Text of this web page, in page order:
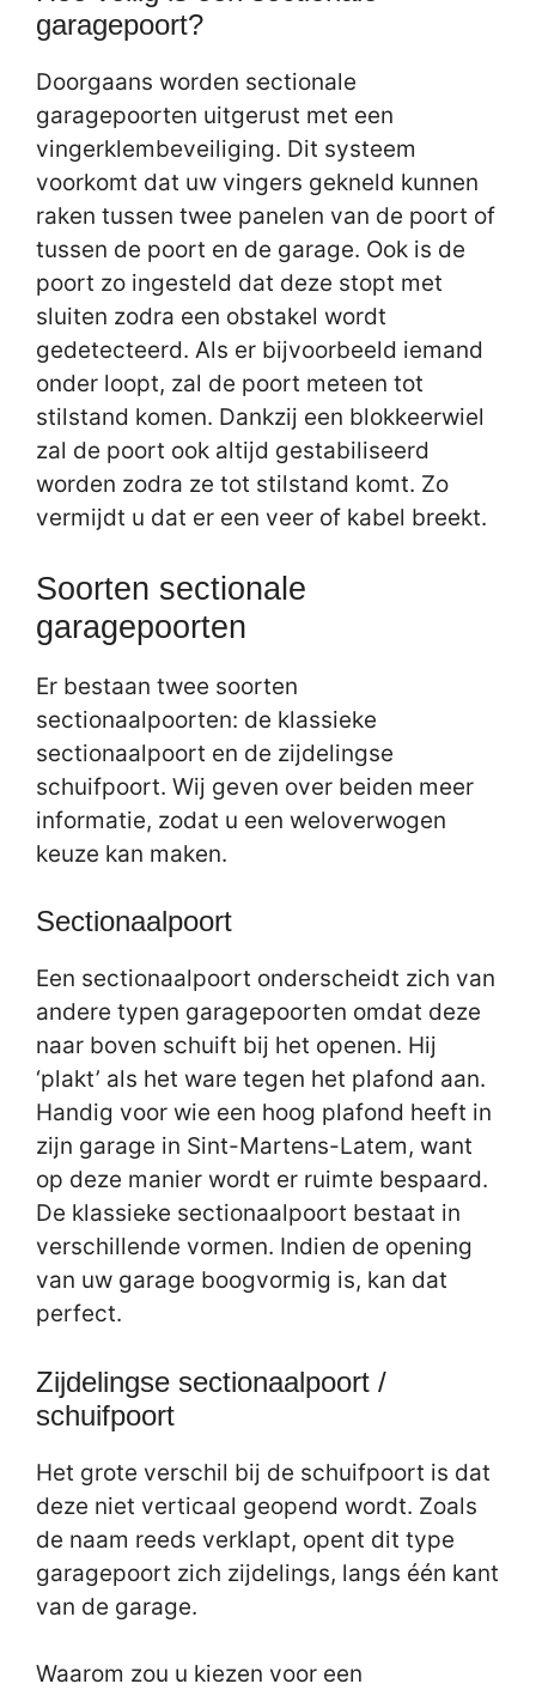
garagepoort?
Doorgaans worden sectionale
garagepoorten uitgerust met een
vingerklembeveiliging. Dit systeem
voorkomt dat uw vingers gekneld kunnen
raken tussen twee panelen van de poort of
tussen de poort en de garage. Ook is de
poort zo ingesteld dat deze stopt met
sluiten zodra een obstakel wordt
gedetecteerd. Als er bijvoorbeeld iemand
onder loopt, zal de poort meteen tot
stilstand komen. Dankzij een blokkeerwiel
zal de poort ook altijd gestabiliseerd
worden zodra ze tot stilstand komt. Zo
vermijdt u dat er een veer of kabel breekt.
Soorten sectionale
garagepoorten
Er bestaan twee soorten
sectionaalpoorten: de klassieke
sectionaalpoort en de zijdelingse
schuifpoort. Wij geven over beiden meer
informatie, zodat u een weloverwogen
keuze kan maken.
Sectionaalpoort
Een sectionaalpoort onderscheidt zich van
andere typen garagepoorten omdat deze
naar boven schuift bij het openen. Hij
‘plakt’ als het ware tegen het plafond aan.
Handig voor wie een hoog plafond heeft in
zijn garage in Sint-Martens-Latem, want
op deze manier wordt er ruimte bespaard.
De klassieke sectionaalpoort bestaat in
verschillende vormen. Indien de opening
van uw garage boogvormig is, kan dat
perfect.
Zijdelingse sectionaalpoort /
schuifpoort
Het grote verschil bij de schuifpoort is dat
deze niet verticaal geopend wordt. Zoals
de naam reeds verklapt, opent dit type
garagepoort zich zijdelings, langs één kant
van de garage.
Waarom zou u kiezen voor een